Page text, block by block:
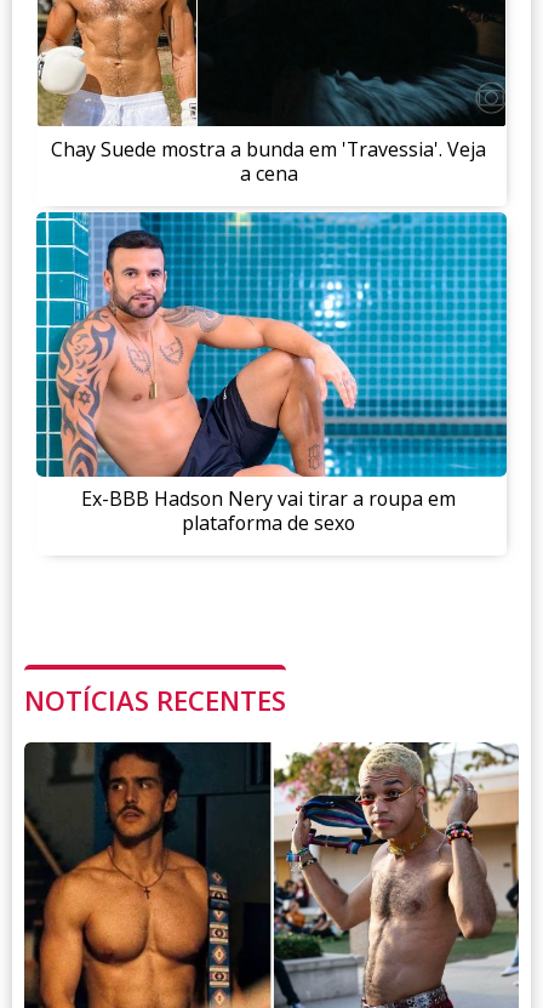
Chay Suede mostra a bunda em 'Travessia'. Veja
a cena
Ex-BBB Hadson Nery vai tirar a roupa em
plataforma de sexo
NOTÍCIAS RECENTES